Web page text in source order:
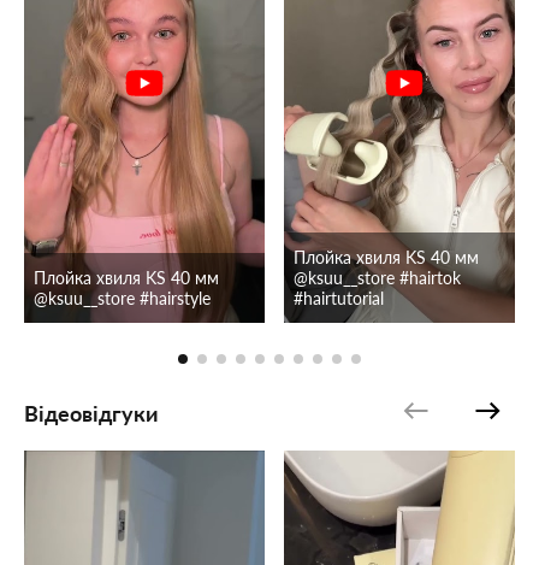
Плойка хвиля KS 40 мм
@ksuu__store #hairstyle
Плойка хвиля KS 40 мм
@ksuu__store #hairtok
#hairtutorial
Відеовідгуки